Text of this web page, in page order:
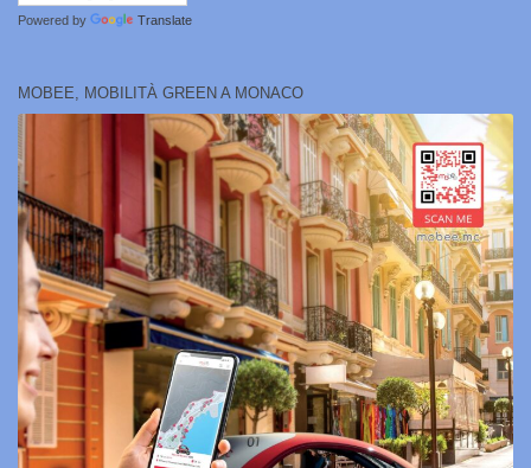
Powered by Translate
MOBEE, MOBILITÀ GREEN A MONACO